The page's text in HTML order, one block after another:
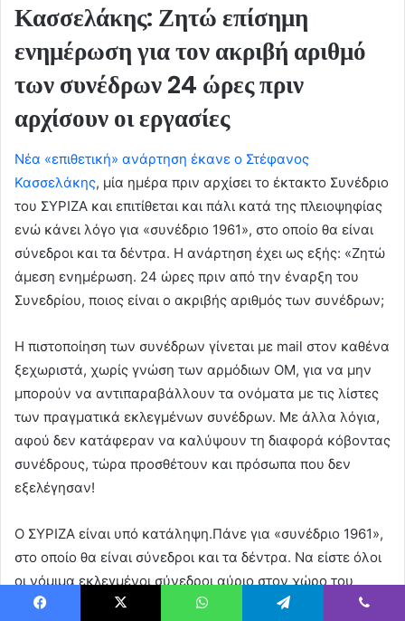
Κασσελάκης: Ζητώ επίσημη
ενημέρωση για τον ακριβή αριθμό
των συνέδρων 24 ώρες πριν
αρχίσουν οι εργασίες
Νέα «επιθετική» ανάρτηση έκανε ο Στέφανος
Κασσελάκης, μία ημέρα πριν αρχίσει το έκτακτο Συνέδριο
του ΣΥΡΙΖΑ και επιτίθεται και πάλι κατά της πλειοψηφίας
ενώ κάνει λόγο για «συνέδριο 1961», στο οποίο θα είναι
σύνεδροι και τα δέντρα. Η ανάρτηση έχει ως εξής: «Ζητώ
άμεση ενημέρωση. 24 ώρες πριν από την έναρξη του
Συνεδρίου, ποιος είναι ο ακριβής αριθμός των συνέδρων;
Η πιστοποίηση των συνέδρων γίνεται με mail στον καθένα
ξεχωριστά, χωρίς γνώση των αρμόδιων ΟΜ, για να μην
μπορούν να αντιπαραβάλλουν τα ονόματα με τις λίστες
των πραγματικά εκλεγμένων συνέδρων. Με άλλα λόγια,
αφού δεν κατάφεραν να καλύψουν τη διαφορά κόβοντας
συνέδρους, τώρα προσθέτουν και πρόσωπα που δεν
εξελέγησαν!
Ο ΣΥΡΙΖΑ είναι υπό κατάληψη.Πάνε για «συνέδριο 1961»,
στο οποίο θα είναι σύνεδροι και τα δέντρα. Να είστε όλοι
οι νόμιμα εκλεγμένοι σύνεδροι αύριο στον χώρο του
Συνεδρίου, στις επάλξεις. Είμαστε περισσότεροι. Η